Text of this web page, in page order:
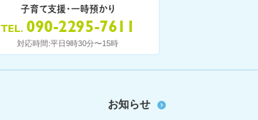
子育て支援・一時預かり
TEL 090-2295-7611
対応時間:平日9時30分〜15時
お知らせ